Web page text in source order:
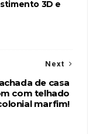
3D e
Next
de casa
com telhado
marfim!